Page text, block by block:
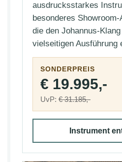
ausdrucksstarkes
besonderes
die den Johannus-
vielseitigen Ausführung
SONDERPREIS
€ 19.995,-
UvP: € 31.185,-
Instrument